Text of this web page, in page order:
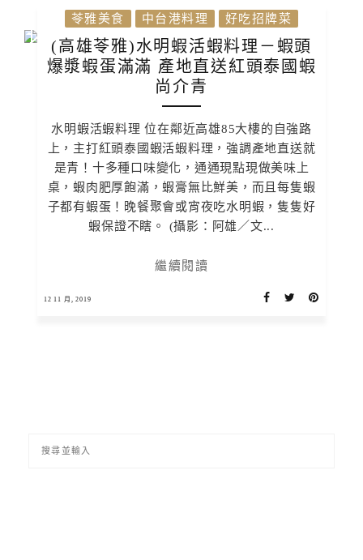
苓雅美食 中台港料理 好吃招牌菜
(高雄苓雅)水明蝦活蝦料理－蝦頭
爆漿蝦蛋滿滿 產地直送紅頭泰國蝦
尚介青
水明蝦活蝦料理 位在鄰近高雄85大樓的自強路
上，主打紅頭泰國蝦活蝦料理，強調產地直送就
是青！十多種口味變化，通通現點現做美味上
桌，蝦肉肥厚飽滿，蝦膏無比鮮美，而且每隻蝦
子都有蝦蛋！晚餐聚會或宵夜吃水明蝦，隻隻好
蝦保證不瞎。 (攝影：阿雄／文...
繼續閱讀
12 11 月, 2019